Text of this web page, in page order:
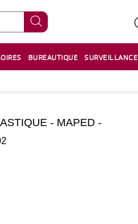
BUREAUTIQUE SURVEILLANCE
- MAPED -